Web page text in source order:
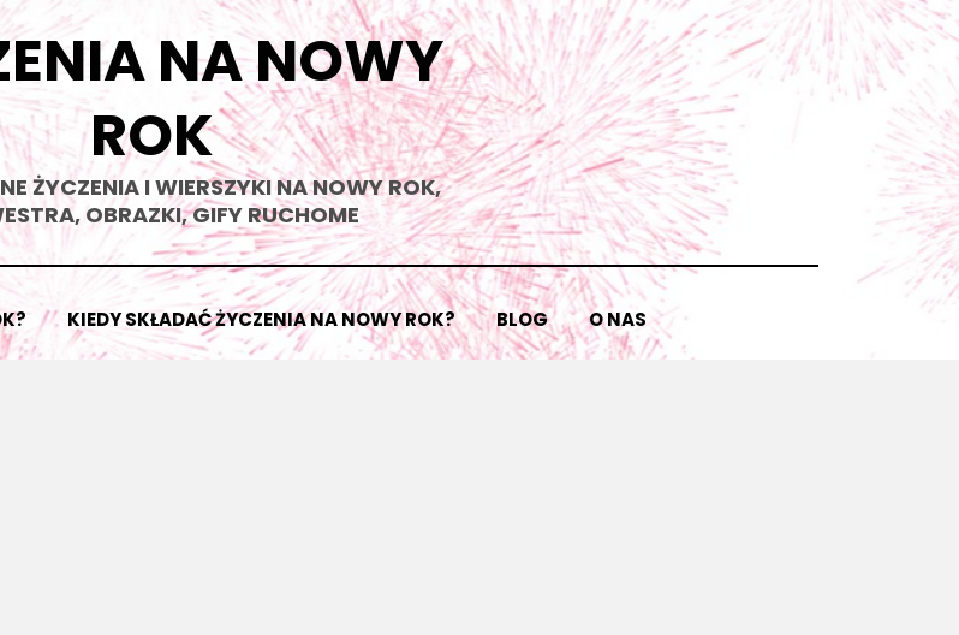
NA NOWY
ROK
ŻYCZENIA I WIERSZYKI NA NOWY ROK,
OBRAZKI, GIFY RUCHOME
KIEDY SKŁADAĆ ŻYCZENIA NA NOWY ROK? BLOG O NAS